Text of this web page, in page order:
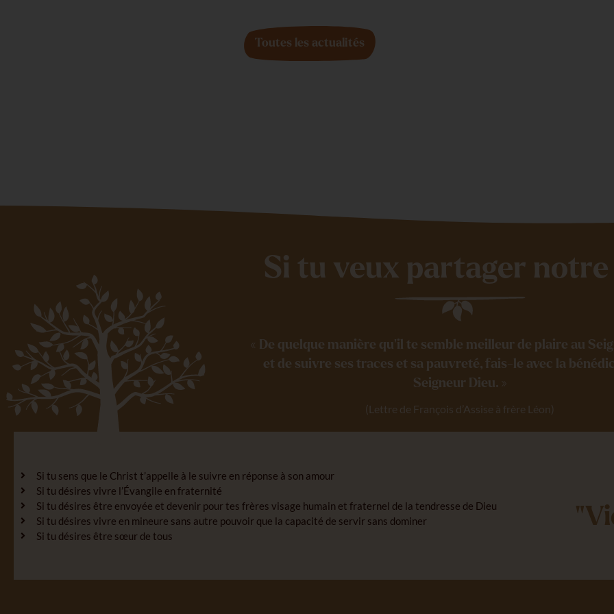
Toutes les actualités
Si tu veux partager
« De quelque manière qu’il te semble meilleur de plaire au
et de suivre ses traces et sa pauvreté, fais-le avec la
Seigneur Dieu. »
(Lettre de François d’Assise à frère Léon)
Si tu sens que le Christ t’appelle à le suivre en réponse à son amour
Si tu désires vivre l’Évangile en fraternité
Si tu désires être envoyée et devenir pour tes frères visage humain et fraternel de la tendresse de Dieu
Si tu désires vivre en mineure sans autre pouvoir que la capacité de servir sans dominer
Si tu désires être sœur de tous